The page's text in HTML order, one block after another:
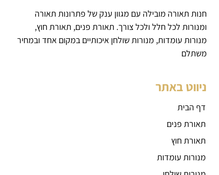
חנות תאורה מובילה עם מגוון ענק של פתרונות תאורה
ומנורות לכל חלל ולכל צורך. תאורת פנים, תאורת חוץ,
מנורות עומדות, מנורות שולחן איכותיים במקום אחד ובמחיר
משתלם
ניווט באתר
דף הבית
תאורת פנים
תאורת חוץ
מנורות עומדות